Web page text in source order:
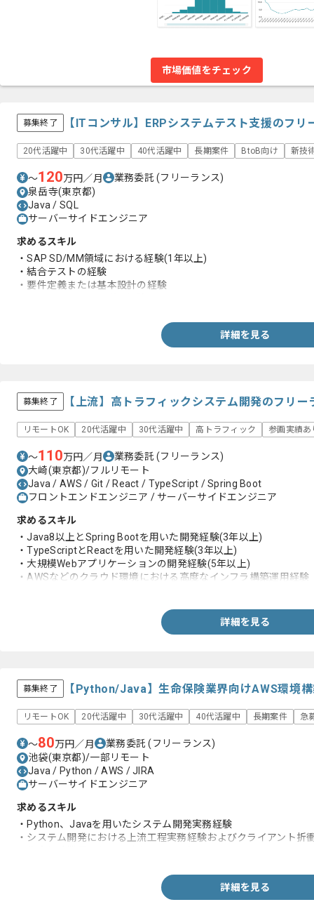
市場価値をチェック
募集終了 【ITコンサル】ERPシステムテスト支援のフ
20代活躍中 30代活躍中 40代活躍中 長期案件 BtoB向け 新技
〜120万円／月 業務委託(フリーランス)
泉岳寺(東京都)
Java / SQL
サーバーサイドエンジニア
求めるスキル
・SAP SD/MM領域における経験(1年以上)
・結合テストの経験
・要件定義または基本設計の経験
詳細を見る
募集終了 【上流】高トラフィックシステム開発のフリ
リモートOK 20代活躍中 30代活躍中 高トラフィック 参画実績あ
〜110万円／月 業務委託(フリーランス)
大崎(東京都)/フルリモート
Java / AWS / Git / React / TypeScript / Spring Boot
フロントエンドエンジニア / サーバーサイドエンジニア
求めるスキル
・Java8以上とSpring Bootを用いた開発経験(3年以上)
・TypeScriptとReactを用いた開発経験(3年以上)
・大規模Webアプリケーションの開発経験(5年以上)
・AWSなどのクラウド環境における高度なインフラ構築運用経験
・Gitを用いたチーム開発におけるコードレビューリード経験
詳細を見る
募集終了 【Python/Java】生命保険業界向けAWS環境
リモートOK 20代活躍中 30代活躍中 40代活躍中 長期案件 急
〜80万円／月 業務委託(フリーランス)
池袋(東京都)/一部リモート
Java / Python / AWS / JIRA
サーバーサイドエンジニア
求めるスキル
・Python、Javaを用いたシステム開発実務経験
・システム開発における上流工程実務経験およびクライアント折
詳細を見る